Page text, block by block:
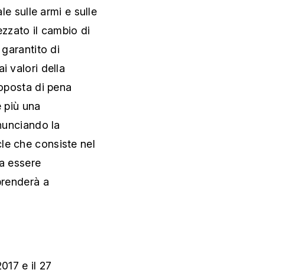
sulle armi e sulle
il cambio di
di
valori della
di pena
una
la
che consiste nel
essere
a
e il 27